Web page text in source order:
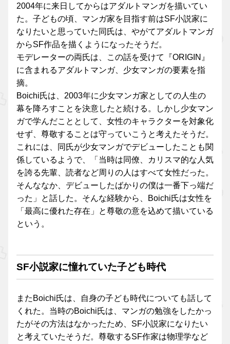
2004年に来日してからはアダルトマンガを描いてい
た。子どもの頃、マンガ家を目指す前はSF小説家に
なりたいと思っていた同氏は、やがてアダルトマンガ
からSF作品を描くようになったそうだ。
モデレーターの両氏は、この話を受けて『ORIGIN』
に含まれるアダルトマンガ、少女マンガの要素を指
摘。
Boichi氏は、2003年に少女マンガ家としての人生の
幕を降ろすことを決意したと続ける。しかし少女マン
ガで学んだこととして、女性のキャラクターを対象化
せず、尊敬することは守っていこうと考えたそうだ。
これには、同氏が少女マンガでデビューしたことも関
係しているようで、「当時は同僚、カリスマ的な人気
を誇る先輩、読者など周りの人はすべて女性だった。
そんななか、デビューしたばかりの僕は一番下っ端だ
った」と話した。そんな経験から、Boichi氏は女性を
「最高に優れた存在」と尊敬の意を込めて描いている
という。
SF小説家に憧れていた子ども時代
またBoichi氏は、自身の子ども時代についても話して
くれた。当時のBoichi氏は、マンガの勉強をしたかっ
たがその方法はなかったため、SF小説家になりたい
と考えていたそうだ。尊敬するSF作家は物理学など